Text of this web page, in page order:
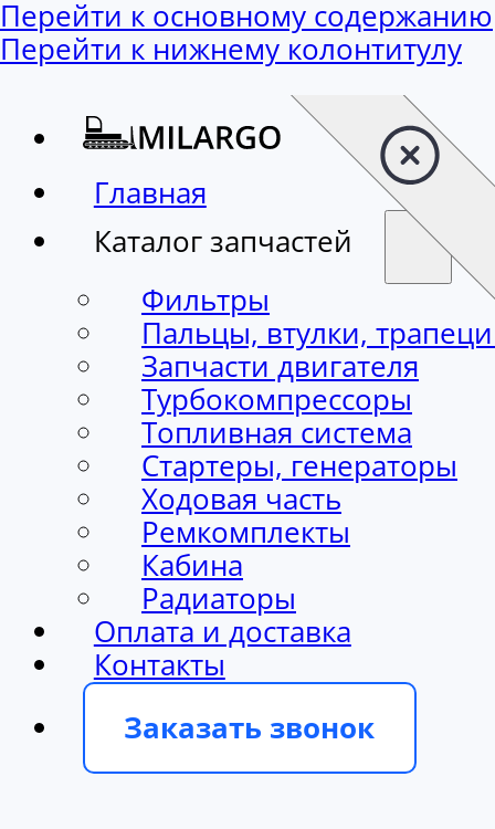
Перейти к основному содержанию
Перейти к нижнему колонтитулу
Главная
Каталог запчастей
Фильтры
Пальцы, втулки,
Запчасти двигателя
Турбокомпрессоры
Топливная система
Стартеры, генераторы
Ходовая часть
Ремкомплекты
Кабина
Радиаторы
Оплата и доставка
Контакты
Заказать звонок